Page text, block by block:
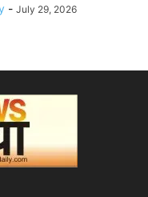
- July 29, 2026